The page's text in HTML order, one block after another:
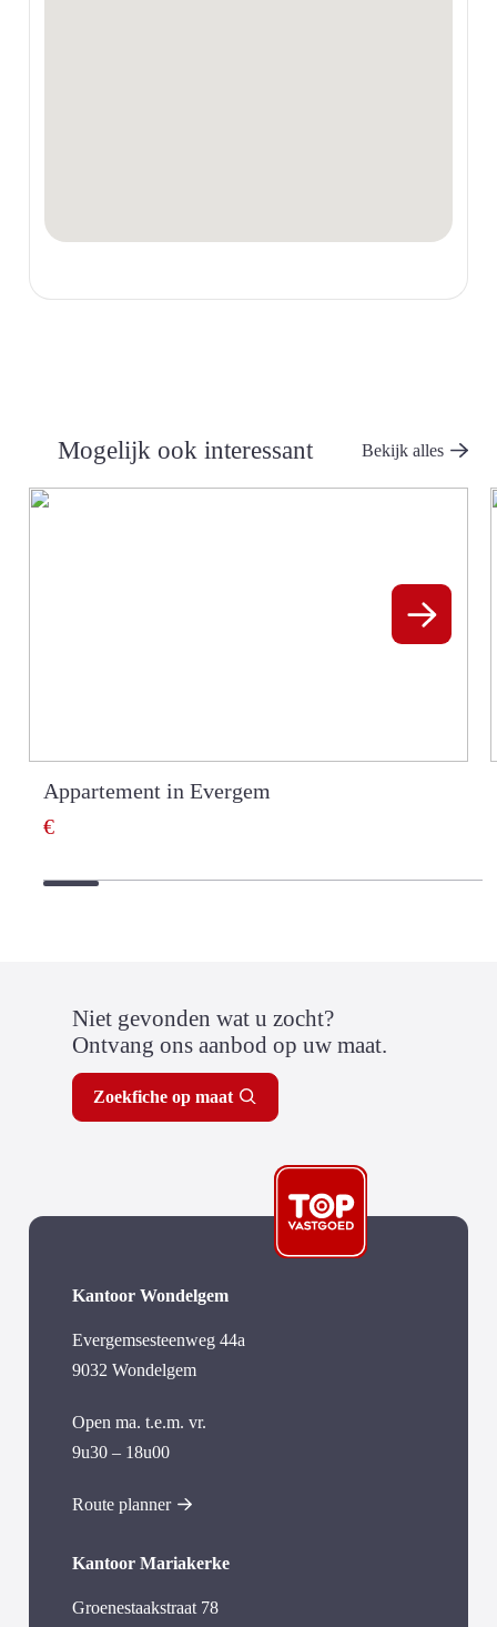
Mogelijk ook interessant Bekijk alles
Appartement in Evergem
€
Niet gevonden wat u zocht?
Ontvang ons aanbod op uw maat.
Zoekfiche op maat
Kantoor Wondelgem
Evergemsesteenweg 44a
9032 Wondelgem
Open ma. t.e.m. vr.
9u30 – 18u00
Route planner
Kantoor Mariakerke
Groenestaakstraat 78